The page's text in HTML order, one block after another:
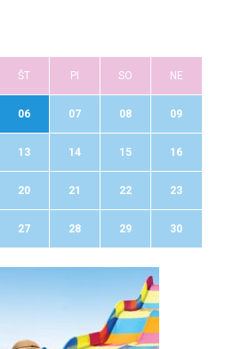
ŠT PI SO NE
06 07 08 09
13 14 15 16
20 21 22 23
27 28 29 30